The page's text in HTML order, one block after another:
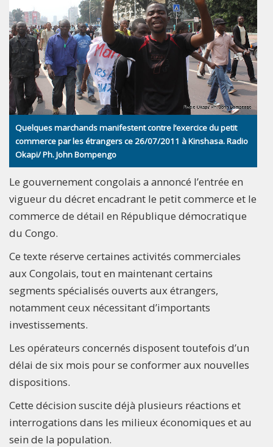
Quelques marchands manifestent contre l’exercice du petit
commerce par les étrangers ce 26/07/2011 à Kinshasa. Radio
Okapi/ Ph. John Bompengo
Le gouvernement congolais a annoncé l’entrée en
vigueur du décret encadrant le petit commerce et le
commerce de détail en République démocratique
du Congo.
Ce texte réserve certaines activités commerciales
aux Congolais, tout en maintenant certains
segments spécialisés ouverts aux étrangers,
notamment ceux nécessitant d’importants
investissements.
Les opérateurs concernés disposent toutefois d’un
délai de six mois pour se conformer aux nouvelles
dispositions.
Cette décision suscite déjà plusieurs réactions et
interrogations dans les milieux économiques et au
sein de la population.